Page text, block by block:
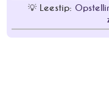
Leestip: